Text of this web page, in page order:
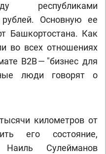
республиками
Основную ее
Башкортостана. Как
во всех отношениях
B2B — "бизнес для
люди говорят о
километров от
его состояние,
Сулейманов